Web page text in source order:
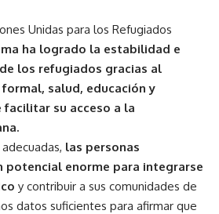
Unidas para los Refugiados
ha logrado la estabilidad e
los refugiados gracias al
salud, educación y
facilitar su acceso a la
las personas
potencial enorme para integrarse
y contribuir a sus comunidades de
datos suficientes para afirmar que